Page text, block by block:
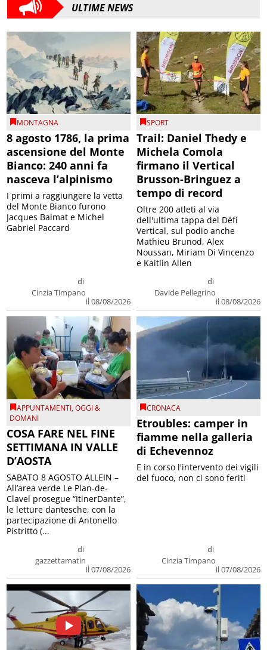
ULTIME NEWS
MONTAGNA
8 agosto 1786, la prima
ascensione del Monte
Bianco: 240 anni fa
nasceva l’alpinismo
di
Cinzia Timpano
il 08/08/2026
I primi a raggiungere la vetta
del Monte Bianco furono
Jacques Balmat e Michel
Gabriel Paccard
SPORT
Trail: Daniel Thedy e
Michela Comola
firmano il Vertical
Brusson-Bringuez a
tempo di record
di
Davide Pellegrino
il 08/08/2026
Oltre 200 atleti al via
dell'ultima tappa del Défì
Vertical, sul podio anche
Mathieu Brunod, Alex
Noussan, Miriam Di Vincenzo
e Kaitlin Allen
APPUNTAMENTI,OGGI &
DOMANI
COSA FARE NEL FINE
SETTIMANA IN VALLE
D’AOSTA
di
gazzettamatin
il 07/08/2026
SABATO 8 AGOSTO ALLEIN –
All’area verde Le Plan-de-
Clavel prosegue “ItinerDante”,
le letture dantesche, con la
partecipazione di Antonello
Pistritto (...
CRONACA
Etroubles: camper in
fiamme nella galleria
di Echevennoz
di
Cinzia Timpano
il 07/08/2026
E in corso l'intervento dei vigili
del fuoco, non ci sono feriti